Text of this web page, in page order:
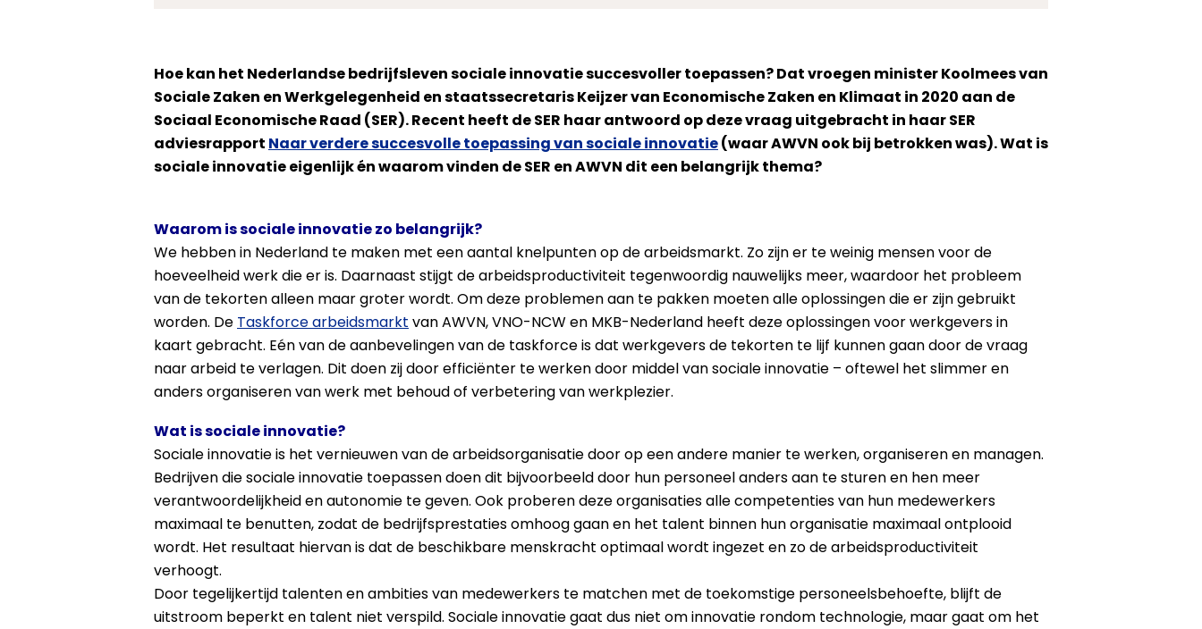
Hoe kan het Nederlandse bedrijfsleven sociale innovatie succesvoller toepassen? Dat vroegen minister Koolmees van
Sociale Zaken en Werkgelegenheid en staatssecretaris Keijzer van Economische Zaken en Klimaat in 2020 aan de
Sociaal Economische Raad (SER). Recent heeft de SER haar antwoord op deze vraag uitgebracht in haar SER
adviesrapport Naar verdere succesvolle toepassing van sociale innovatie(waar AWVN ook bij betrokken was). Wat is
sociale innovatie eigenlijk én waarom vinden de SER en AWVN dit een belangrijk thema?
Waarom is sociale innovatie zo belangrijk?
We hebben in Nederland te maken met een aantal knelpunten op de arbeidsmarkt. Zo zijn er te weinig mensen voor de
hoeveelheid werk die er is. Daarnaast stijgt de arbeidsproductiviteit tegenwoordig nauwelijks meer, waardoor het probleem
van de tekorten alleen maar groter wordt. Om deze problemen aan te pakken moeten alle oplossingen die er zijn gebruikt
worden. De Taskforce arbeidsmarkt van AWVN, VNO-NCW en MKB-Nederland heeft deze oplossingen voor werkgevers in
kaart gebracht. Eén van de aanbevelingen van de taskforce is dat werkgevers de tekorten te lijf kunnen gaan door de vraag
naar arbeid te verlagen. Dit doen zij door efficiënter te werken door middel van sociale innovatie – oftewel het slimmer en
anders organiseren van werk met behoud of verbetering van werkplezier.
Wat is sociale innovatie?
Sociale innovatie is het vernieuwen van de arbeidsorganisatie door op een andere manier te werken, organiseren en managen.
Bedrijven die sociale innovatie toepassen doen dit bijvoorbeeld door hun personeel anders aan te sturen en hen meer
verantwoordelijkheid en autonomie te geven. Ook proberen deze organisaties alle competenties van hun medewerkers
maximaal te benutten, zodat de bedrijfsprestaties omhoog gaan en het talent binnen hun organisatie maximaal ontplooid
wordt. Het resultaat hiervan is dat de beschikbare menskracht optimaal wordt ingezet en zo de arbeidsproductiviteit
verhoogt.
Door tegelijkertijd talenten en ambities van medewerkers te matchen met de toekomstige personeelsbehoefte, blijft de
uitstroom beperkt en talent niet verspild. Sociale innovatie gaat dus niet om innovatie rondom technologie, maar gaat om het